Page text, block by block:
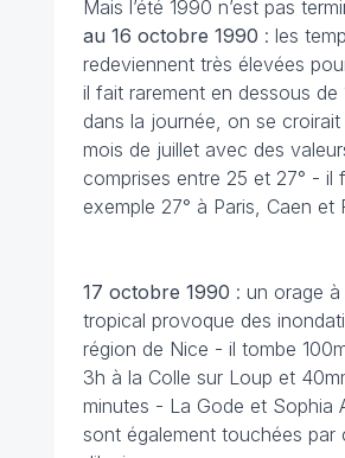
Mais l’été 1990 n’est pas
au 16 octobre 1990 : les
redeviennent très élevées
il fait rarement en dessous de
dans la journée, on se croirait
mois de juillet avec des
comprises entre 25 et 27° - il
exemple 27° à Paris, Caen et
17 octobre 1990 : un orage
tropical provoque des
région de Nice - il tombe
3h à la Colle sur Loup et
minutes - La Gode et Sophia
sont également touchées par